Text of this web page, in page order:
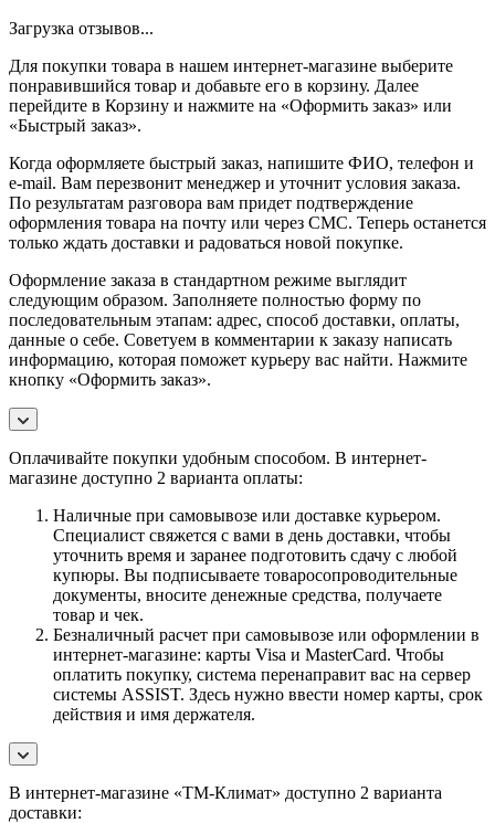
Загрузка отзывов...
Для покупки товара в нашем интернет-магазине выберите
понравившийся товар и добавьте его в корзину. Далее
перейдите в Корзину и нажмите на «Оформить заказ» или
«Быстрый заказ».
Когда оформляете быстрый заказ, напишите ФИО, телефон и
e-mail. Вам перезвонит менеджер и уточнит условия заказа.
По результатам разговора вам придет подтверждение
оформления товара на почту или через СМС. Теперь останется
только ждать доставки и радоваться новой покупке.
Оформление заказа в стандартном режиме выглядит
следующим образом. Заполняете полностью форму по
последовательным этапам: адрес, способ доставки, оплаты,
данные о себе. Советуем в комментарии к заказу написать
информацию, которая поможет курьеру вас найти. Нажмите
кнопку «Оформить заказ».
Оплачивайте покупки удобным способом. В интернет-
магазине доступно 2 варианта оплаты:
Наличные при самовывозе или доставке курьером.
Специалист свяжется с вами в день доставки, чтобы
уточнить время и заранее подготовить сдачу с любой
купюры. Вы подписываете товаросопроводительные
документы, вносите денежные средства, получаете
товар и чек.
Безналичный расчет при самовывозе или оформлении в
интернет-магазине: карты Visa и MasterCard. Чтобы
оплатить покупку, система перенаправит вас на сервер
системы ASSIST. Здесь нужно ввести номер карты, срок
действия и имя держателя.
В интернет-магазине «ТМ-Климат» доступно 2 варианта
доставки: